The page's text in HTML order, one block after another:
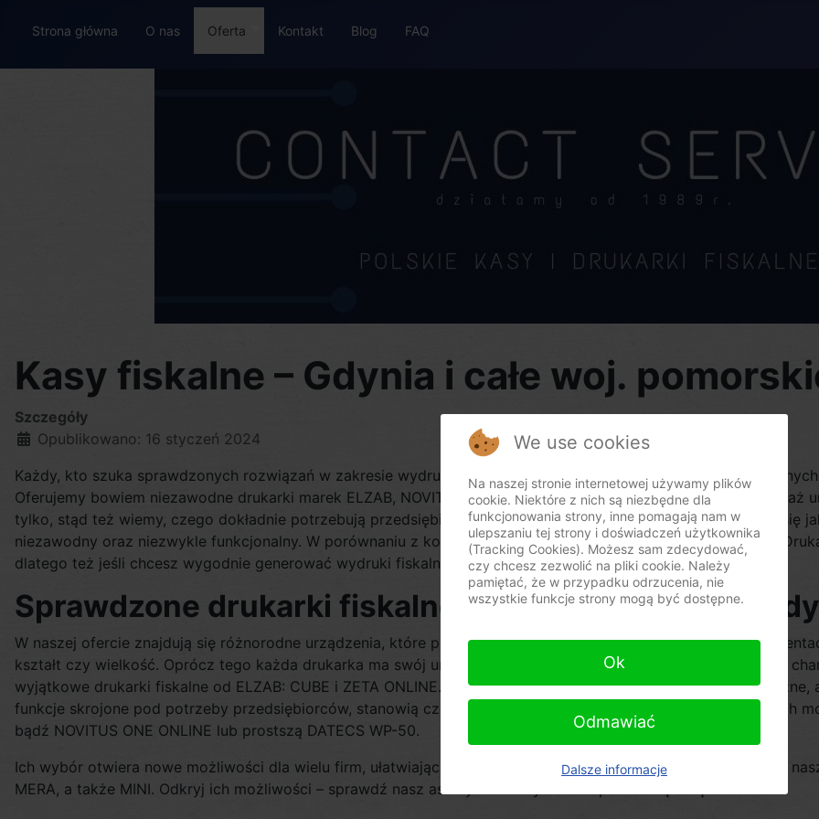
Strona główna O nas Oferta Kontakt Blog FAQ
Kasy fiskalne – Gdynia i całe woj.
Szczegóły
Opublikowano: 16 styczeń 2024
Każdy, kto szuka sprawdzonych rozwiązań w zakresie wydruku różnego rodzaju rozliczeń skarbowych
Oferujemy bowiem niezawodne drukarki marek ELZAB, NOVITUS i DATECS. Już od wielu lat realizujemy
tylko, stąd też wiemy, czego dokładnie potrzebują przedsiębiorcy. Na oferowanym przez nas sprzęcie znamy się
niezawodny oraz niezwykle funkcjonalny. W porównaniu z konkurencją te urządzenia nie mają sobie równych!
dlatego też jeśli chcesz wygodnie generować wydruki fiskalne, zapoznaj się z naszą bogatą ofertą.
Sprawdzone drukarki fiskalne od ELZAB dla firm z
W naszej ofercie znajdują się różnorodne urządzenia, które pozwalają na bezproblemowe prowadzenie
kształt czy wielkość. Oprócz tego każda drukarka ma swój unikalny design, co pozwala na dopasowanie jej do
wyjątkowe drukarki fiskalne od ELZAB: CUBE i ZETA ONLINE. To praktyczne urządzenia, które są
funkcje skrojone pod potrzeby przedsiębiorców, stanowią częsty wybór naszych klientów. Osobom szukających
bądź NOVITUS ONE ONLINE lub prostszą DATECS WP-50.
Ich wybór otwiera nowe możliwości dla wielu firm, ułatwiając obsługę klientów i dając wiele innych korzyści. W
MERA, a także MINI. Odkryj ich możliwości – sprawdź nasz asortyment i wybierz odpowiednią kasę!
We use cookies
Na naszej stronie internetowej używamy plików
cookie. Niektóre z nich są niezbędne dla
funkcjonowania strony, inne pomagają nam w
ulepszaniu tej strony i doświadczeń użytkownika
(Tracking Cookies). Możesz sam zdecydować,
czy chcesz zezwolić na pliki cookie. Należy
pamiętać, że w przypadku odrzucenia, nie
wszystkie funkcje strony mogą być dostępne.
Ok
Odmawiać
Dalsze informacje